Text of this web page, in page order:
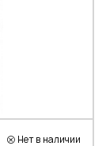
Нет в наличии